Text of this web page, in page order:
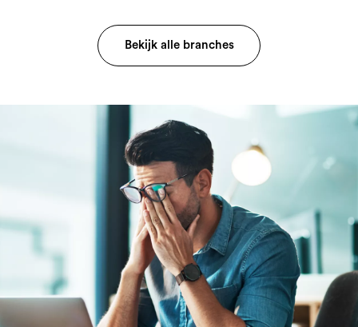
Bekijk alle branches